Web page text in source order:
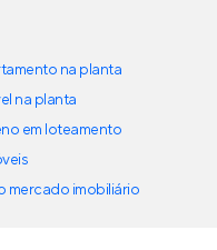
na planta
na planta
em loteamento
mercado imobiliário